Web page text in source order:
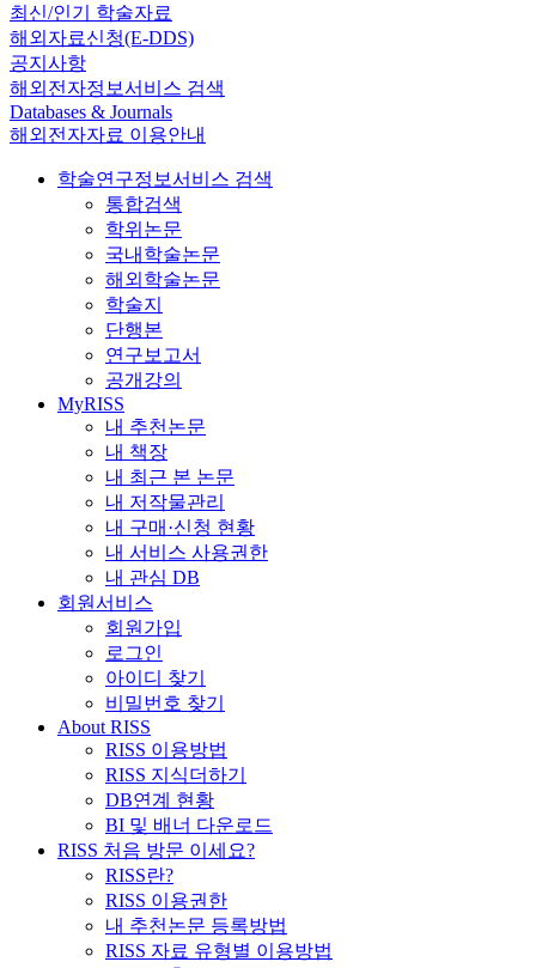
최신/인기 학술자료
해외자료신청(E-DDS)
공지사항
해외전자정보서비스 검색
Databases & Journals
해외전자자료 이용안내
학술연구정보서비스 검색
통합검색
학위논문
국내학술논문
해외학술논문
학술지
단행본
연구보고서
공개강의
MyRISS
내 추천논문
내 책장
내 최근 본 논문
내 저작물관리
내 구매·신청 현황
내 서비스 사용권한
내 관심 DB
회원서비스
회원가입
로그인
아이디 찾기
비밀번호 찾기
About RISS
RISS 이용방법
RISS 지식더하기
DB연계 현황
BI 및 배너 다운로드
RISS 처음 방문 이세요?
RISS란?
RISS 이용권한
내 추천논문 등록방법
RISS 자료 유형별 이용방법